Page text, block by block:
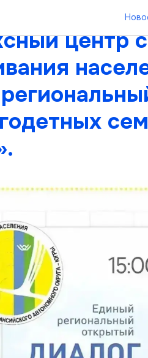
2026 года
центр